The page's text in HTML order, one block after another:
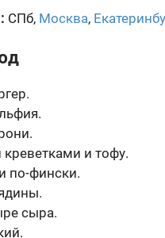
СПб, Москва,
и тофу.
по-фински.
сыра.